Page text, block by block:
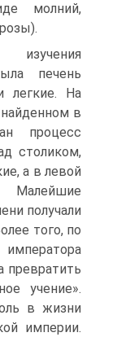
молний,
печень
легкие. На
в
процесс
столиком,
а в левой
получали
того, по
превратить
учение».
в жизни
империи.